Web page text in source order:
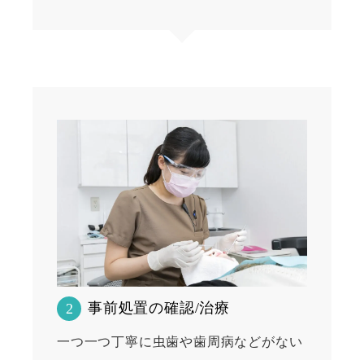
2 事前処置の確認/治療
一つ一つ丁寧に虫歯や歯周病などがない